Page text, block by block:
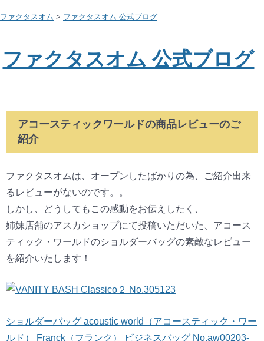
ファクタスオム > ファクタスオム 公式ブログ
ファクタスオム 公式ブログ
アコースティックワールドの商品レビューのご
紹介
ファクタスオムは、オープンしたばかりの為、ご紹介出来
るレビューがないのです。。
しかし、どうしてもこの感動をお伝えしたく、
姉妹店舗のアスカショップにて投稿いただいた、アコース
ティック・ワールドのショルダーバッグの素敵なレビュー
を紹介いたします！
ショルダーバッグ acoustic world（アコースティック・ワー
ルド） Franck（フランク） ビジネスバッグ No.aw00203-